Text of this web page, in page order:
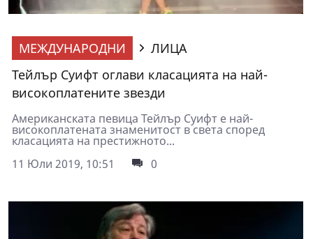
МЕЖДУНАРОДНИ
ЛИЦА
Тейлър Суифт оглави класацията на най-
високоплатените звезди
Американската певица Тейлър Суифт е най-
високоплатената знаменитост в света според
класацията на престижното...
11 Юли 2019, 10:51
0